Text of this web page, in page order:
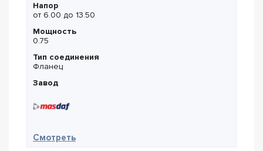
Напор
от 6.00 до 13.50
Мощность
0.75
Тип соединения
Фланец
Завод
Смотреть— Masdaf NMM 32-200-195